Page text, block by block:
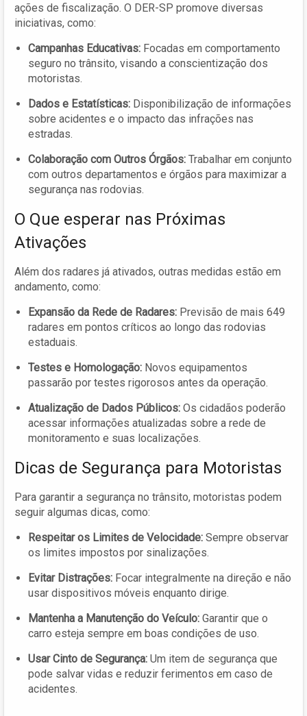
ações de fiscalização. O DER-SP promove diversas
iniciativas, como:
Campanhas Educativas: Focadas em comportamento
seguro no trânsito, visando a conscientização dos
motoristas.
Dados e Estatísticas: Disponibilização de informações
sobre acidentes e o impacto das infrações nas
estradas.
Colaboração com Outros Órgãos: Trabalhar em conjunto
com outros departamentos e órgãos para maximizar a
segurança nas rodovias.
O Que esperar nas Próximas
Ativações
Além dos radares já ativados, outras medidas estão em
andamento, como:
Expansão da Rede de Radares: Previsão de mais 649
radares em pontos críticos ao longo das rodovias
estaduais.
Testes e Homologação: Novos equipamentos
passarão por testes rigorosos antes da operação.
Atualização de Dados Públicos: Os cidadãos poderão
acessar informações atualizadas sobre a rede de
monitoramento e suas localizações.
Dicas de Segurança para Motoristas
Para garantir a segurança no trânsito, motoristas podem
seguir algumas dicas, como:
Respeitar os Limites de Velocidade: Sempre observar
os limites impostos por sinalizações.
Evitar Distrações: Focar integralmente na direção e não
usar dispositivos móveis enquanto dirige.
Mantenha a Manutenção do Veículo: Garantir que o
carro esteja sempre em boas condições de uso.
Usar Cinto de Segurança: Um item de segurança que
pode salvar vidas e reduzir ferimentos em caso de
acidentes.